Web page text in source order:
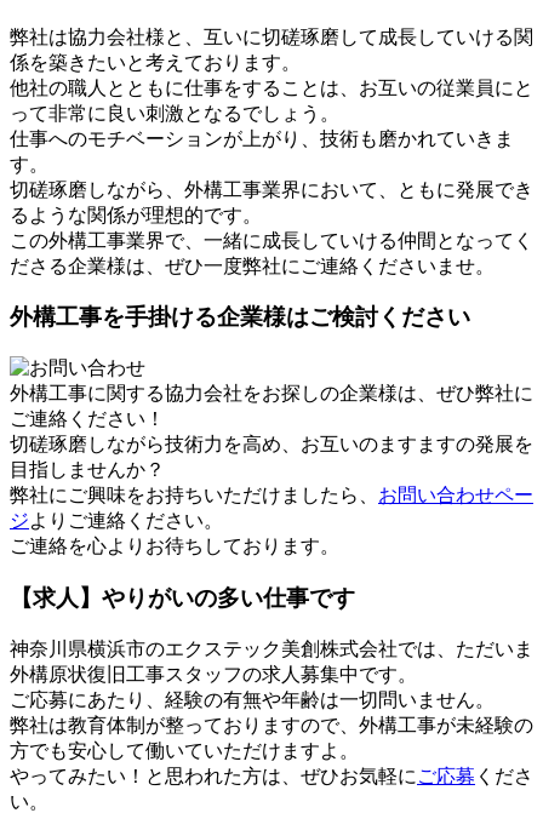
弊社は協力会社様と、互いに切磋琢磨して成長していける関
係を築きたいと考えております。
他社の職人とともに仕事をすることは、お互いの従業員にと
って非常に良い刺激となるでしょう。
仕事へのモチベーションが上がり、技術も磨かれていきま
す。
切磋琢磨しながら、外構工事業界において、ともに発展でき
るような関係が理想的です。
この外構工事業界で、一緒に成長していける仲間となってく
ださる企業様は、ぜひ一度弊社にご連絡くださいませ。
外構工事を手掛ける企業様はご検討ください
外構工事に関する協力会社をお探しの企業様は、ぜひ弊社に
ご連絡ください！
切磋琢磨しながら技術力を高め、お互いのますますの発展を
目指しませんか？
弊社にご興味をお持ちいただけましたら、 お問い合わせペー
ジよりご連絡ください。
ご連絡を心よりお待ちしております。
【求人】やりがいの多い仕事です
神奈川県横浜市のエクステック美創株式会社では、ただいま
外構原状復旧工事スタッフの求人募集中です。
ご応募にあたり、経験の有無や年齢は一切問いません。
弊社は教育体制が整っておりますので、外構工事が未経験の
方でも安心して働いていただけますよ。
やってみたい！と思われた方は、ぜひお気軽に ご応募 くださ
い。